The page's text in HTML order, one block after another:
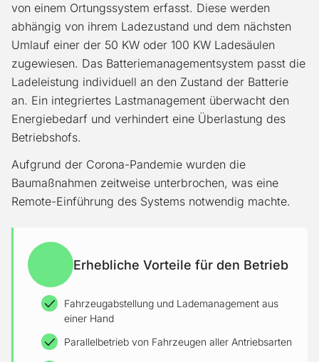
von einem Ortungssystem erfasst. Diese werden
abhängig von ihrem Ladezustand und dem nächsten
Umlauf einer der 50 KW oder 100 KW Ladesäulen
zugewiesen. Das Batteriemanagementsystem passt die
Ladeleistung individuell an den Zustand der Batterie
an. Ein integriertes Lastmanagement überwacht den
Energiebedarf und verhindert eine Überlastung des
Betriebshofs.
Aufgrund der Corona-Pandemie wurden die
Baumaßnahmen zeitweise unterbrochen, was eine
Remote-Einführung des Systems notwendig machte.
Erhebliche Vorteile für den Betrieb
Fahrzeugabstellung und Lademanagement aus
einer Hand
Parallelbetrieb von Fahrzeugen aller Antriebsarten